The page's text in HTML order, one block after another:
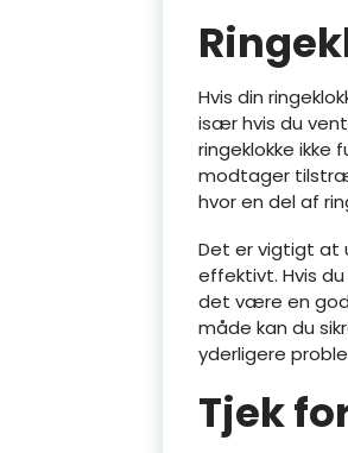
Hvis din
især hvis du
ringeklokke ikke
modtager
hvor en del af
Det er vigtigt at
effektivt. Hvis du
det være en
måde kan du
yderligere
Tjek